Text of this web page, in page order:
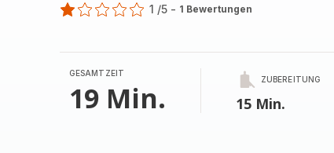
1
Stern
(Durchschnitt)
1 /5 - 1 Bewertungen
GESAMTZEIT
19 Min.
ZUBEREITUNG
15 Min.